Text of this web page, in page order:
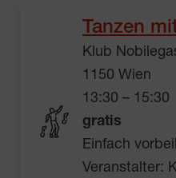
Tanzen
Klub
1150 Wien
13:30 – 15:30
gratis
Einfach
Veranstalter: